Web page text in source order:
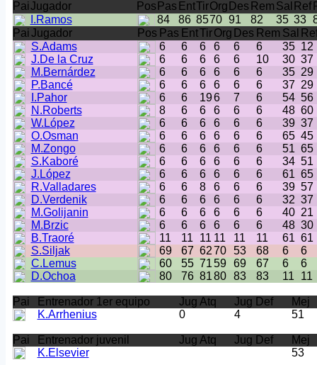
PaiJugador Pos Pas EntTirOrg Des Rem Sal Ref
I.Ramos
84 86 8570 91 82 35 33
PaiJugador Pos Pas EntTir Org Des Rem Sal
S.Adams
6 6 6 6 6 6 35 12
J.De la Cruz
6 6 6 6 6 10 30 37
M.Bernárdez
6 6 6 6 6 6 35 29
P.Bancé
6 6 6 6 6 6 37 29
I.Pahor
6 6 196 7 6 54 56
N.Roberts
8 6 6 6 6 6 48 60
W.López
6 6 6 6 6 6 39 37
O.Osman
6 6 6 6 6 6 65 45
M.Zongo
6 6 6 6 6 6 51 65
S.Kaboré
6 6 6 6 6 6 34 51
J.López
6 6 6 6 6 6 61 65
R.Valladares
6 6 8 6 6 6 39 57
D.Verdenik
6 6 6 6 6 6 32 37
M.Golijanin
6 6 6 6 6 6 40 21
M.Brzic
6 6 6 6 6 6 48 30
B.Traoré
11 11 11 11 11 11 61 61
S.Siljak
69 67 6270 53 68 6
6
C.Lemus
60 55 7159 69 67 6
6
D.Ochoa
80 76 8180 83 83 11 11
Pai Entrenador 1er equipo Jug Atq Jug Def
Mej
K.Arrhenius
0 4 51
Pai Entrenador juvenil Jug Atq Jug Def
Mej
K.Elsevier
53